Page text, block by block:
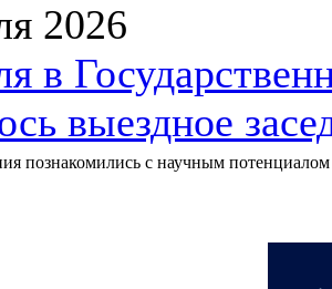
2026
в
выездное
познакомились с научным